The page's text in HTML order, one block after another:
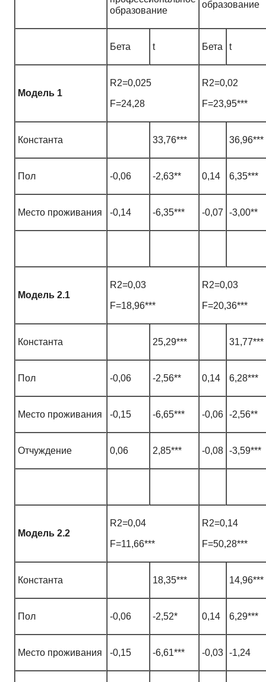
образование
образование
Бета t Бета t
Модель 1
R2=0,025
F=24,28
R2=0,02
F=23,95***
Константа 33,76*** 36,96***
Пол -0,06 -2,63** 0,14 6,35***
Место проживания -0,14 -6,35*** -0,07 -3,00**
Модель 2.1
R2=0,03
F=18,96***
R2=0,03
F=20,36***
Константа 25,29*** 31,77***
Пол -0,06 -2,56** 0,14 6,28***
Место проживания -0,15 -6,65*** -0,06 -2,56**
Отчуждение 0,06 2,85*** -0,08 -3,59***
Модель 2.2
R2=0,04
F=11,66***
R2=0,14
F=50,28***
Константа 18,35*** 14,96***
Пол -0,06 -2,52* 0,14 6,29***
Место проживания -0,15 -6,61*** -0,03 -1,24